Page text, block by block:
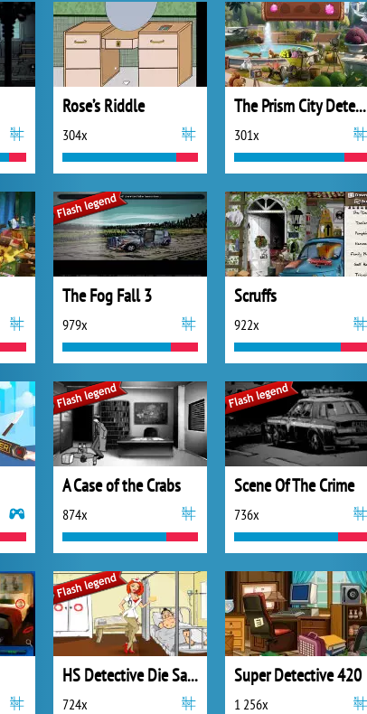
Rose’s Riddle
304x
The Prism City Detective
301x
The Fog Fall 3
979x
Scruffs
922x
A Case of the Crabs
874x
Scene Of The Crime
736x
HS Detective Die Sache mit dem Honey Trap
724x
Super Detective 420
1 256x